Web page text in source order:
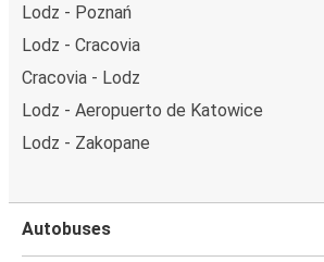
Lodz - Poznań
Lodz - Cracovia
Cracovia - Lodz
Lodz - Aeropuerto de Katowice
Lodz - Zakopane
Autobuses